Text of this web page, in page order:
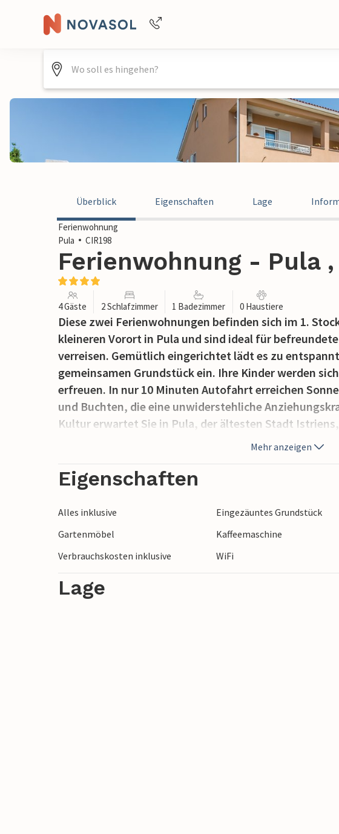
+4940688715475
Überblick Eigenschaften Lage
Ferienwohnung
Pula
CIR198
Ferienwohnung - Pula
4 Gäste 2 Schlafzimmer 1 Badezimmer 0 Haustiere
Diese zwei Ferienwohnungen befinden sich im 1.
kleineren Vorort in Pula und sind ideal für
verreisen. Gemütlich eingerichtet lädt es zu
gemeinsamen Grundstück ein. Ihre Kinder werden
erfreuen. In nur 10 Minuten Autofahrt erreichen
und Buchten, die eine unwiderstehliche
Kultur erwartet Sie in Pula, der ältesten Stadt
Mehr anzeigen
Eigenschaften
Alles inklusive Eingezäuntes Grundstück
Gartenmöbel
Kaffeemaschine
Verbrauchskosten inklusive
WiFi
Lage